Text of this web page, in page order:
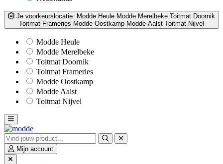
Je voorkeurslocatie: Modde Heule Modde Merelbeke Toitmat Doornik
Toitmat Frameries Modde Oostkamp Modde Aalst Toitmat Nijvel
Modde Heule
Modde Merelbeke
Toitmat Doornik
Toitmat Frameries
Modde Oostkamp
Modde Aalst
Toitmat Nijvel
Mijn account